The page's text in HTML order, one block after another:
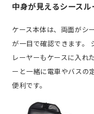
中身が見えるシースル
ケース本体は、両面がシ
が一目で確認できます。
レーヤーもケースに入れ
ーと一緒に電車やバスの
便利です。